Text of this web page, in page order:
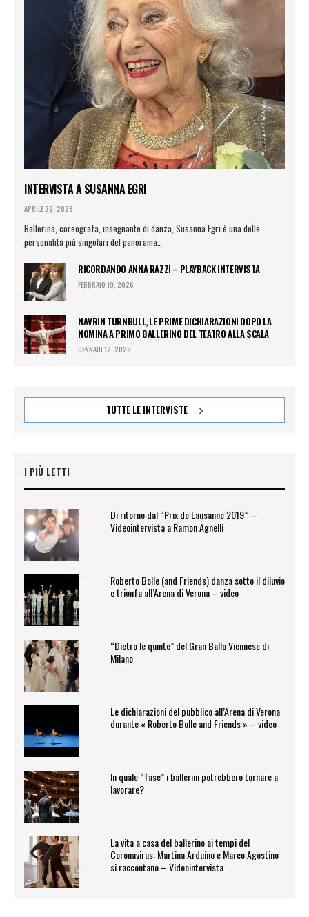
INTERVISTA A SUSANNA EGRI
APRILE 29, 2026
Ballerina, coreografa, insegnante di danza, Susanna Egri è una delle
personalità più singolari del panorama…
RICORDANDO ANNA RAZZI – PLAYBACK INTERVISTA
FEBBRAIO 19, 2026
NAVRIN TURNBULL, LE PRIME DICHIARAZIONI DOPO LA
NOMINA A PRIMO BALLERINO DEL TEATRO ALLA SCALA
GENNAIO 12, 2026
TUTTE LE INTERVISTE
I PIÙ LETTI
Di ritorno dal “Prix de Lausanne 2019” –
Videointervista a Ramon Agnelli
Roberto Bolle (and Friends) danza sotto il diluvio
e trionfa all’Arena di Verona – video
“Dietro le quinte” del Gran Ballo Viennese di
Milano
Le dichiarazioni del pubblico all’Arena di Verona
durante « Roberto Bolle and Friends » – video
In quale “fase” i ballerini potrebbero tornare a
lavorare?
La vita a casa del ballerino ai tempi del
Coronavirus: Martina Arduino e Marco Agostino
si raccontano – Videointervista